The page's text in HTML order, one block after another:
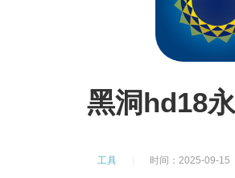
黑洞hd18
工具 时间：2025-09-15